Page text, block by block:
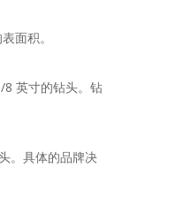
面积。
8 英寸的钻头。钻
。具体的品牌决